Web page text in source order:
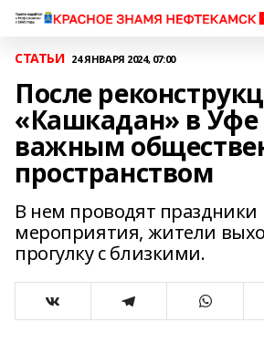
СТАТЬИ 24 ЯНВАРЯ 2024, 07:00
После
«Кашкадан» в Уфе
важным
пространством
В нем проводят
мероприятия, жители
прогулку с близкими.